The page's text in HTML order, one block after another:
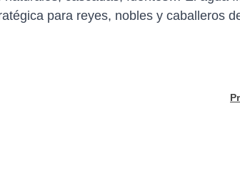
para reyes, nobles y caballeros